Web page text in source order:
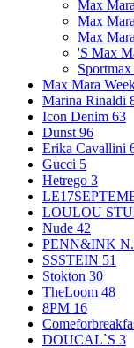
Max
Max
Max
'S Max
Sportmax
Max Mara
Marina Rinaldi
Icon Denim 63
Dunst 96
Erika Cavallini
Gucci 5
Hetrego 3
LOULOU
Nude 42
PENN&INK
SSSTEIN 51
Stokton 30
TheLoom 48
8PM 16
DOUCAL`S 3